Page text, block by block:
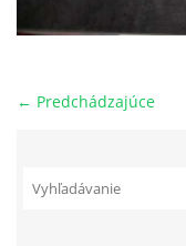
Z TEÓRIE
← Predchádzajúce